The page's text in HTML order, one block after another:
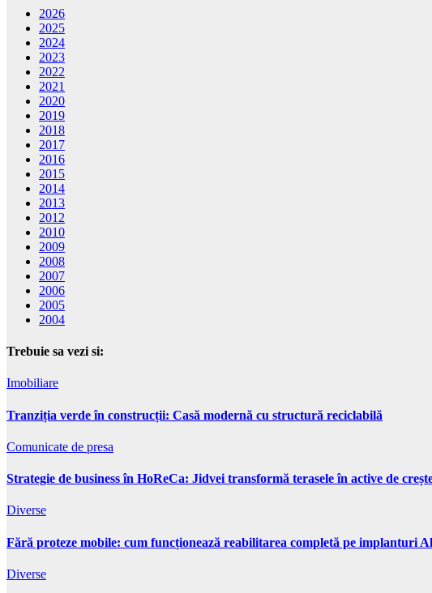
2026
2025
2024
2023
2022
2021
2020
2019
2018
2017
2016
2015
2014
2013
2012
2010
2009
2008
2007
2006
2005
2004
Trebuie sa vezi si:
Imobiliare
Tranziția verde în construcții: Casă modernă cu structură reciclabilă
Comunicate de presa
Strategie de business în HoReCa: Jidvei transformă terasele în active de
Diverse
Fără proteze mobile: cum funcționează reabilitarea completă pe implanturi
Diverse